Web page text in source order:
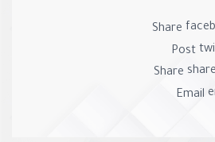
Share
Post
Share
Email